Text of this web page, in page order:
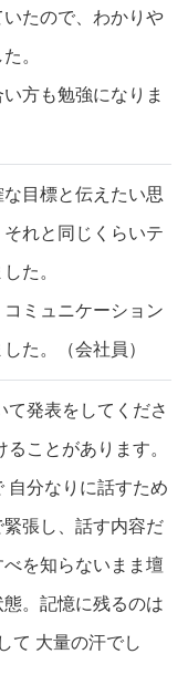
たので、わかりや
。
方も勉強になりま
目標と伝えたい思
れと同じくらいテ
た。
ミュニケーション
た。（会社員）
て発表をしてくださ
ことがあります。
自分なりに話すため
張し、話す内容だ
を知らないまま壇
態。記憶に残るのは
て 大量の汗でし